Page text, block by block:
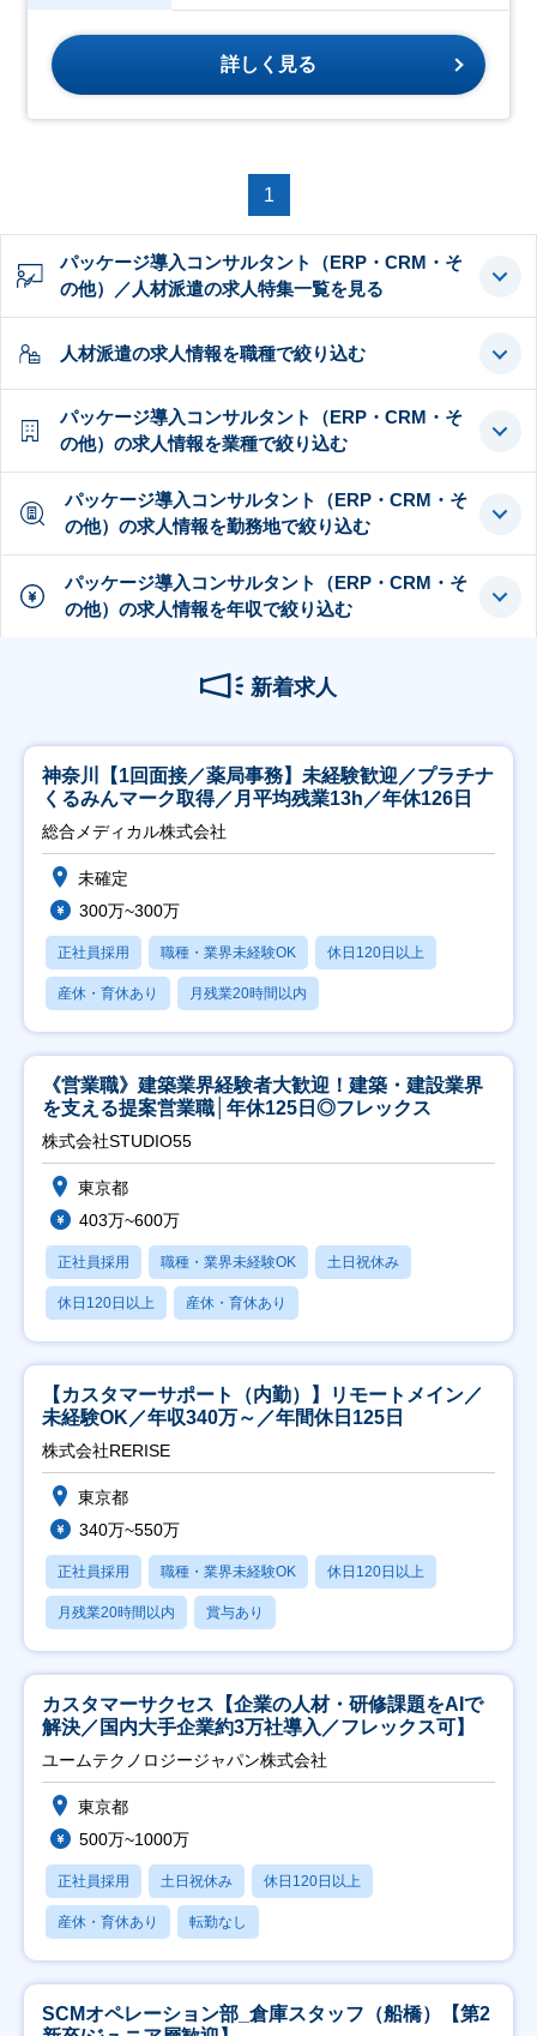
詳しく見る
1
パッケージ導入コンサルタント（ERP・CRM・そ
の他）／人材派遣の求人特集一覧を見る
人材派遣の求人情報を職種で絞り込む
パッケージ導入コンサルタント（ERP・CRM・そ
の他）の求人情報を業種で絞り込む
パッケージ導入コンサルタント（ERP・CRM・そ
の他）の求人情報を勤務地で絞り込む
パッケージ導入コンサルタント（ERP・CRM・そ
の他）の求人情報を年収で絞り込む
新着求人
神奈川【1回面接／薬局事務】未経験歓迎／プラチナ
くるみんマーク取得／月平均残業13h／年休126日
総合メディカル株式会社
未確定
300万~300万
正社員採用 職種・業界未経験OK 休日120日以上
産休・育休あり 月残業20時間以内
《営業職》建築業界経験者大歓迎！建築・建設業界
を支える提案営業職│年休125日◎フレックス
株式会社STUDIO55
東京都
403万~600万
正社員採用 職種・業界未経験OK 土日祝休み
休日120日以上 産休・育休あり
【カスタマーサポート（内勤）】リモートメイン／
未経験OK／年収340万～／年間休日125日
株式会社RERISE
東京都
340万~550万
正社員採用 職種・業界未経験OK 休日120日以上
月残業20時間以内 賞与あり
カスタマーサクセス【企業の人材・研修課題をAIで
解決／国内大手企業約3万社導入／フレックス可】
ユームテクノロジージャパン株式会社
東京都
500万~1000万
正社員採用 土日祝休み 休日120日以上
産休・育休あり 転勤なし
SCMオペレーション部_倉庫スタッフ（船橋）【第2